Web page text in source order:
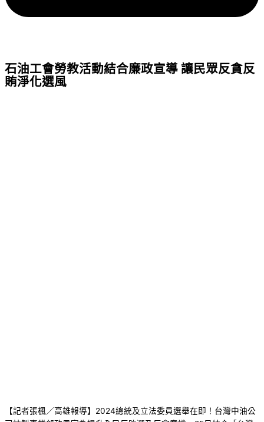
石油工會勞教活動結合廉政宣導 讓民眾反貪反
賄淨化選風
【記者張楓／高雄報導】2024總統及立法委員選舉在即！台灣中油公